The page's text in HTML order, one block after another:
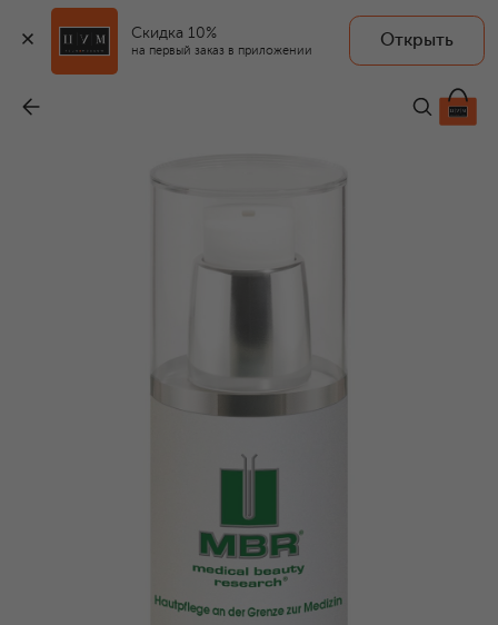
Скидка 10%
на первый заказ в приложении
Открыть
29 100 ₽